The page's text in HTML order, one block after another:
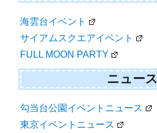
海雲台イベント
サイアムスクエアイベント
FULL MOON PARTY
ニュース
勾当台公園イベントニュース
東京イベントニュース